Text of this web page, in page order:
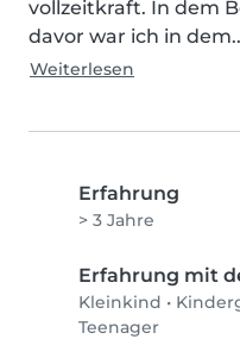
vollzeitkraft. In dem
davor war ich in dem..
Weiterlesen
Erfahrung
> 3 Jahre
Erfahrung mit
Kleinkind •
Teenager